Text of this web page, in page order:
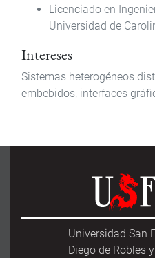
Licenciado en
Universidad de
Intereses
Sistemas heterogéneos
embebidos, interfaces
Universidad San
Diego de Robles